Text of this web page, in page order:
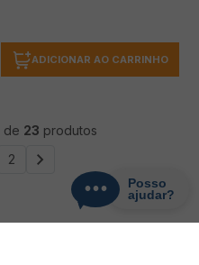
ADICIONAR AO CARRINHO
de 23 produtos
2